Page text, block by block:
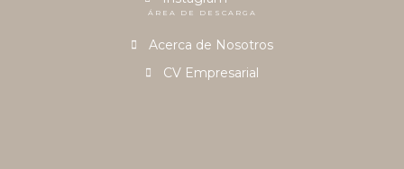
ÁREA DE DESCARGA
Acerca de Nosotros
CV Empresarial